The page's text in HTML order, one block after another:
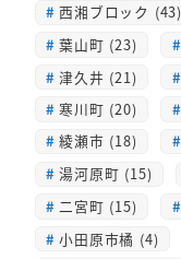
西湘ブロック (43)
葉山町 (23)
津久井 (21)
寒川町 (20)
綾瀬市 (18)
湯河原町 (15)
二宮町 (15)
小田原市橘 (4)